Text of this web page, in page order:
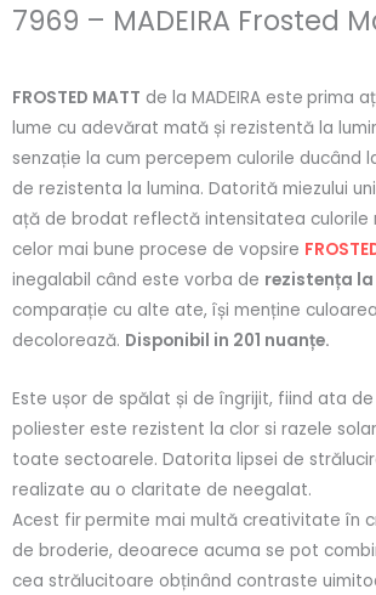
7969 – MADEIRA Frosted
FROSTED MATT de la MADEIRA este prima
lume cu adevărat mată și rezistentă la
senzație la cum percepem culorile ducând
de rezistenta la lumina. Datorită miezului
ață de brodat reflectă intensitatea culorile
celor mai bune procese de vopsire
inegalabil când este vorba de rezistența
comparație cu alte ate, își menține
decolorează. Disponibil in 201 nuanțe.
Este ușor de spălat și de îngrijit, fiind ata
poliester este rezistent la clor si razele
toate sectoarele. Datorita lipsei de
realizate au o claritate de neegalat.
Acest firpermite mai multă creativitate în
de broderie, deoarece acuma se pot
cea strălucitoare obținând contraste